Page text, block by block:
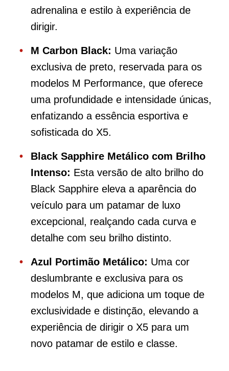
adrenalina e estilo à experiência de
dirigir.
M Carbon Black: Uma variação
exclusiva de preto, reservada para os
modelos M Performance, que oferece
uma profundidade e intensidade únicas,
enfatizando a essência esportiva e
sofisticada do X5.
Black Sapphire Metálico com Brilho
Intenso: Esta versão de alto brilho do
Black Sapphire eleva a aparência do
veículo para um patamar de luxo
excepcional, realçando cada curva e
detalhe com seu brilho distinto.
Azul Portimão Metálico: Uma cor
deslumbrante e exclusiva para os
modelos M, que adiciona um toque de
exclusividade e distinção, elevando a
experiência de dirigir o X5 para um
novo patamar de estilo e classe.